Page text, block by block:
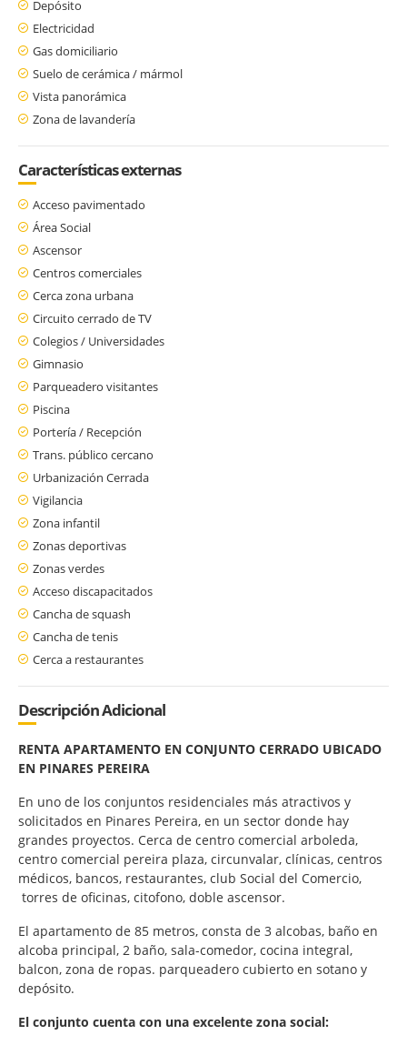
Depósito
Electricidad
Gas domiciliario
Suelo de cerámica / mármol
Vista panorámica
Zona de lavandería
Características externas
Acceso pavimentado
Área Social
Ascensor
Centros comerciales
Cerca zona urbana
Circuito cerrado de TV
Colegios / Universidades
Gimnasio
Parqueadero visitantes
Piscina
Portería / Recepción
Trans. público cercano
Urbanización Cerrada
Vigilancia
Zona infantil
Zonas deportivas
Zonas verdes
Acceso discapacitados
Cancha de squash
Cancha de tenis
Cerca a restaurantes
Descripción Adicional
RENTA APARTAMENTO EN CONJUNTO CERRADO UBICADO
EN PINARES PEREIRA
En uno de los conjuntos residenciales más atractivos y
solicitados en Pinares Pereira, en un sector donde hay
grandes proyectos. Cerca de centro comercial arboleda,
centro comercial pereira plaza, circunvalar, clínicas, centros
médicos, bancos, restaurantes, club Social del Comercio,
torres de oficinas, citofono, doble ascensor.
El apartamento de 85 metros, consta de 3 alcobas, baño en
alcoba principal, 2 baño, sala-comedor, cocina integral,
balcon, zona de ropas. parqueadero cubierto en sotano y
depósito.
El conjunto cuenta con una excelente zona social: